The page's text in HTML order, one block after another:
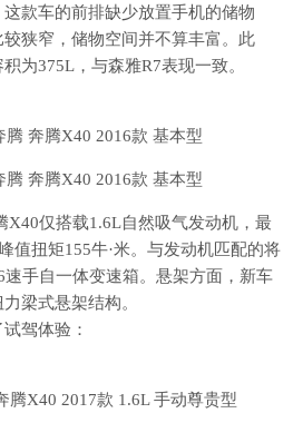
车的前排缺少放置手机的储物
狭窄，储物空间并不算丰富。此
为375L，与森雅R7表现一致。
仅搭载1.6L自然吸气发动机，最
值扭矩155牛·米。与发动机匹配的将
手自一体变速箱。悬架方面，新车
梁式悬架结构。
驾体验：